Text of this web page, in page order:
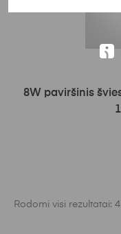
8W paviršinis
Rodomi visi rezultatai: 4